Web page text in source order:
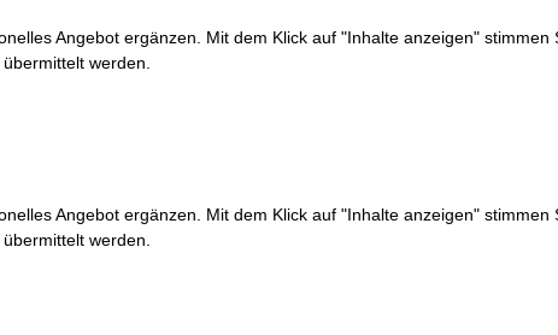
Angebot ergänzen. Mit dem Klick auf "Inhalte anzeigen"
werden.
Angebot ergänzen. Mit dem Klick auf "Inhalte anzeigen"
werden.